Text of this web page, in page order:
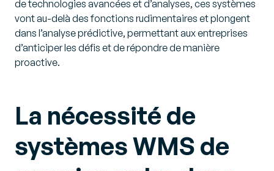
de technologies avancées et d’analyses, ces systèmes
vont au-delà des fonctions rudimentaires et plongent
dans l’analyse prédictive, permettant aux entreprises
d’anticiper les défis et de répondre de manière
proactive.
La nécessité de
systèmes WMS de